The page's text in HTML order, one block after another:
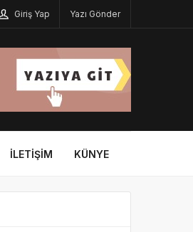
Giriş Yap Yazı Gönder
İLETIŞIM KÜNYE